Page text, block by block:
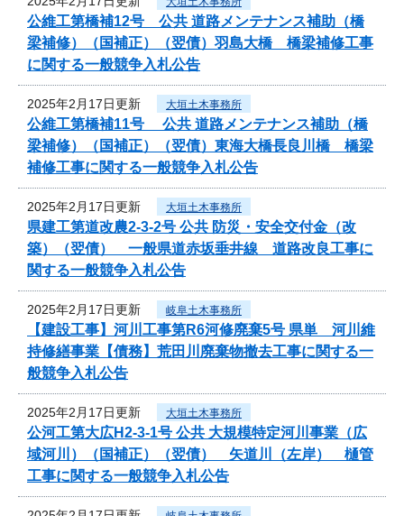
公維工第橋補12号 公共 道路メンテナンス補助（橋
梁補修）（国補正）（翌債）羽島大橋 橋梁補修工事
に関する一般競争入札公告
2025年2月17日更新 大垣土木事務所
公維工第橋補11号 公共 道路メンテナンス補助（橋
梁補修）（国補正）（翌債）東海大橋長良川橋 橋梁
補修工事に関する一般競争入札公告
2025年2月17日更新 大垣土木事務所
県建工第道改農2-3-2号 公共 防災・安全交付金（改
築）（翌債） 一般県道赤坂垂井線 道路改良工事に
関する一般競争入札公告
2025年2月17日更新 岐阜土木事務所
【建設工事】河川工事第R6河修廃棄5号 県単 河川維
持修繕事業【債務】荒田川廃棄物撤去工事に関する一
般競争入札公告
2025年2月17日更新 大垣土木事務所
公河工第大広H2-3-1号 公共 大規模特定河川事業（広
域河川）（国補正）（翌債） 矢道川（左岸） 樋管
工事に関する一般競争入札公告